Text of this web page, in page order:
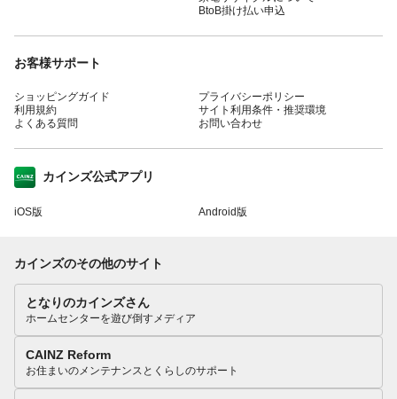
BtoB掛け払い申込
お客様サポート
ショッピングガイド
利用規約
よくある質問
プライバシーポリシー
サイト利用条件・推奨環境
お問い合わせ
カインズ公式アプリ
iOS版 Android版
カインズのその他のサイト
となりのカインズさん
ホームセンターを遊び倒すメディア
CAINZ Reform
お住まいのメンテナンスとくらしのサポート